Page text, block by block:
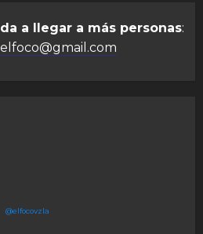
a llegar a más personas:
@elfocovzla